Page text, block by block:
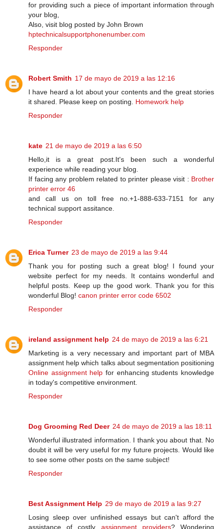
for providing such a piece of important information through
your blog,
Also, visit blog posted by John Brown
hptechnicalsupportphonenumber.com
Responder
Robert Smith 17 de mayo de 2019 a las 12:16
I have heard a lot about your contents and the great stories
it shared. Please keep on posting. Homework help
Responder
kate 21 de mayo de 2019 a las 6:50
Hello,it is a great post.It's been such a wonderful
experience while reading your blog.
If facing any problem related to printer please visit : Brother
printer error 46
and call us on toll free no.+1-888-633-7151 for any
technical support assitance.
Responder
Erica Turner 23 de mayo de 2019 a las 9:44
Thank you for posting such a great blog! I found your
website perfect for my needs. It contains wonderful and
helpful posts. Keep up the good work. Thank you for this
wonderful Blog! canon printer error code 6502
Responder
ireland assignment help 24 de mayo de 2019 a las 6:21
Marketing is a very necessary and important part of MBA
assignment help which talks about segmentation positioning
Online assignment help for enhancing students knowledge
in today's competitive environment.
Responder
Dog Grooming Red Deer 24 de mayo de 2019 a las 18:11
Wonderful illustrated information. I thank you about that. No
doubt it will be very useful for my future projects. Would like
to see some other posts on the same subject!
Responder
Best Assignment Help 29 de mayo de 2019 a las 9:27
Losing sleep over unfinished essays but can't afford the
assistance of costly assignment providers? Wondering